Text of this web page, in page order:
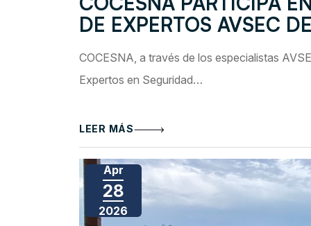
DE EXPERTOS AVSEC
COCESNA, a través de los especialistas
Expertos en Seguridad…
LEER MÁS
Apr
28
2026